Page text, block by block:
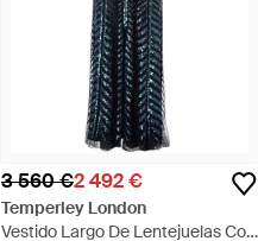
3 560 €2 492 €
Temperley London
Vestido Largo De Lentejuelas Con